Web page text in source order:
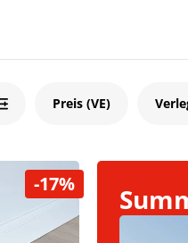
Preis (VE)
-17%